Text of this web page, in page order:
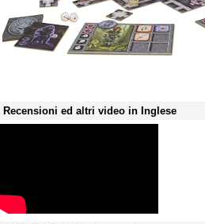
Recensioni ed altri video in Inglese